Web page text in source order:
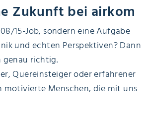
Zukunft bei airkom
15-Job, sondern eine Aufgabe
und echten Perspektiven? Dann
genau richtig.
Quereinsteiger oder erfahrener
motivierte Menschen, die mit uns